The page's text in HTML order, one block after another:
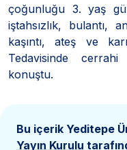
çoğunluğu 3. yaş
iştahsızlık, bulantı,
kaşıntı, ateş ve
Tedavisinde
konuştu.
Bu içerik Yeditepe
Yayın Kurulu